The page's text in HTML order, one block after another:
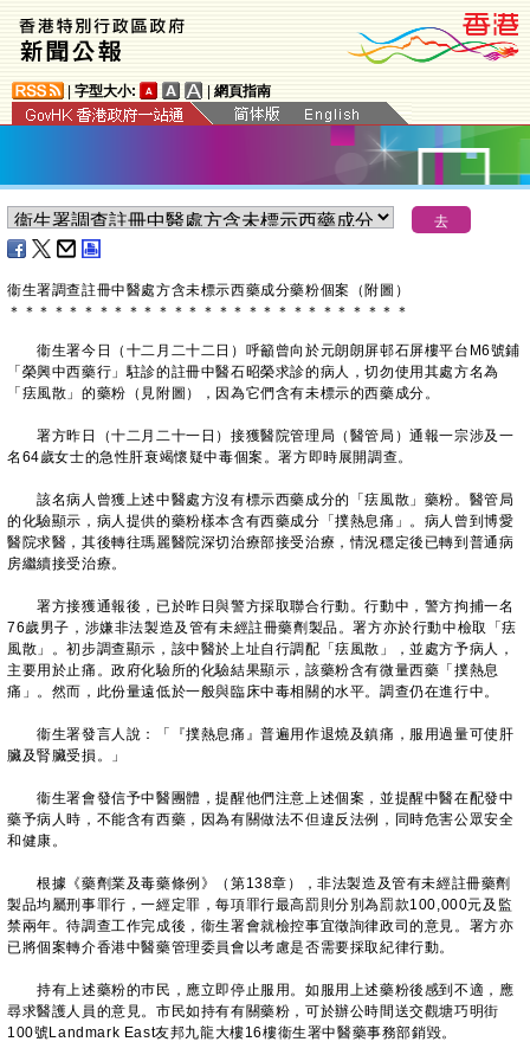
字型大小: 網頁指南
衞生署調查註冊中醫處方含未標示西藥成分藥粉個案（附圖）
＊ ＊ ＊ ＊ ＊ ＊ ＊ ＊ ＊ ＊ ＊ ＊ ＊ ＊ ＊ ＊ ＊ ＊ ＊ ＊ ＊ ＊ ＊ ＊ ＊ ＊ ＊
​ 衞生署今日（十二月二十二日）呼籲曾向於元朗朗屏邨石屏樓平台M6號鋪
「榮興中西藥行」駐診的註冊中醫石昭榮求診的病人，切勿使用其處方名為
「㾀風散」的藥粉（見附圖），因為它們含有未標示的西藥成分。
署方昨日（十二月二十一日）接獲醫院管理局（醫管局）通報一宗涉及一
名64歲女士的急性肝衰竭懷疑中毒個案。署方即時展開調查。
該名病人曾獲上述中醫處方沒有標示西藥成分的「㾀風散」藥粉。醫管局
的化驗顯示，病人提供的藥粉樣本含有西藥成分「撲熱息痛」。病人曾到博愛
醫院求醫，其後轉往瑪麗醫院深切治療部接受治療，情況穩定後已轉到普通病
房繼續接受治療。
署方接獲通報後，已於昨日與警方採取聯合行動。行動中，警方拘捕一名
76歲男子，涉嫌非法製造及管有未經註冊藥劑製品。署方亦於行動中檢取「㾀
風散」。初步調查顯示，該中醫於上址自行調配「㾀風散」，並處方予病人，
主要用於止痛。政府化驗所的化驗結果顯示，該藥粉含有微量西藥「撲熱息
痛」。然而，此份量遠低於一般與臨床中毒相關的水平。調查仍在進行中。
衞生署發言人說：「『撲熱息痛』普遍用作退燒及鎮痛，服用過量可使肝
臟及腎臟受損。」
衞生署會發信予中醫團體，提醒他們注意上述個案，並提醒中醫在配發中
藥予病人時，不能含有西藥，因為有關做法不但違反法例，同時危害公眾安全
和健康。
根據《藥劑業及毒藥條例》（第138章），非法製造及管有未經註冊藥劑
製品均屬刑事罪行，一經定罪，每項罪行最高罰則分別為罰款100,000元及監
禁兩年。待調查工作完成後，衞生署會就檢控事宜徵詢律政司的意見。署方亦
已將個案轉介香港中醫藥管理委員會以考慮是否需要採取紀律行動。
持有上述藥粉的巿民，應立即停止服用。如服用上述藥粉後感到不適，應
尋求醫護人員的意見。市民如持有有關藥粉，可於辦公時間送交觀塘巧明街
100號Landmark East友邦九龍大樓16樓衞生署中醫藥事務部銷毀。